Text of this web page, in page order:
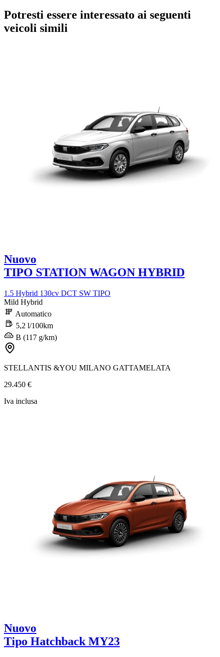
Potresti essere interessato ai seguenti
veicoli simili
Nuovo
TIPO STATION WAGON HYBRID
1.5 Hybrid 130cv DCT SW TIPO
Mild Hybrid
Automatico
5,2 l/100km
B (117 g/km)
STELLANTIS &YOU MILANO GATTAMELATA
29.450 €
Iva inclusa
Nuovo
Tipo Hatchback MY23